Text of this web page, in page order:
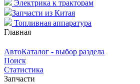
Электрика к тракторам
Запчасти из Китая
Топливная аппаратура
Главная
АвтоКаталог - выбор раздела
Поиск
Статистика
Запчасти